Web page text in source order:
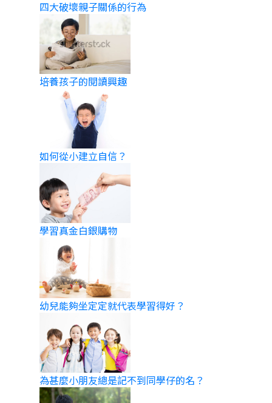
四大破壞親子關係的行為
培養孩子的閱讀興趣
如何從小建立自信？
學習真金白銀購物
幼兒能夠坐定定就代表學習得好？
為甚麼小朋友總是記不到同學仔的名？